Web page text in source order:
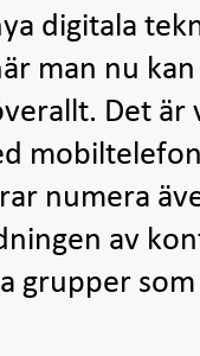
digitala
man nu
Det är
numera
av
grupper